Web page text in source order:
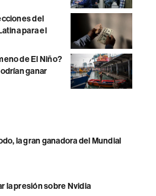
del
para el
de El Niño?
ganar
la gran ganadora del Mundial
la presión sobre Nvidia